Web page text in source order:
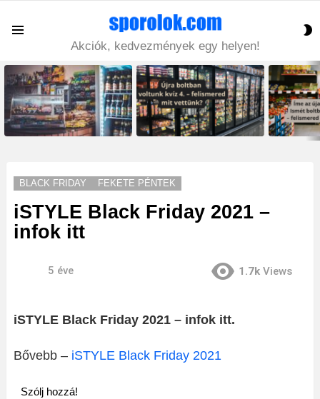
Akciók, kedvezmények egy helyen!
LATEST
STORIES
BLACK FRIDAY FEKETE PÉNTEK
iSTYLE Black Friday 2021 –
infok itt
5 éve 1.7k Views
iSTYLE Black Friday 2021 – infok itt.
Bővebb – iSTYLE Black Friday 2021
Szólj hozzá!